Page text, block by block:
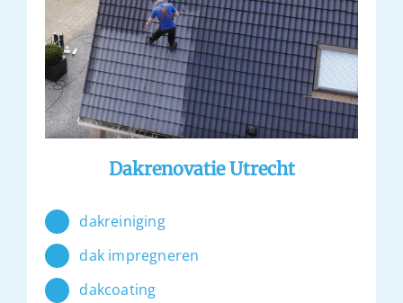
Dakrenovatie Utrecht
dakreiniging
dak impregneren
dakcoating